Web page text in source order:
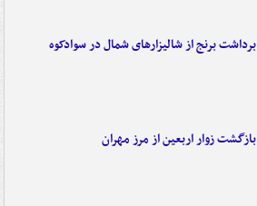
برداشت برنج از شالیزارهای شمال در سوادکوه
بازگشت زوار اربعین از مرز مهران